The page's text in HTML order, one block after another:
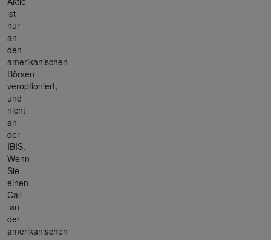
ist
nur
an
den
amerikanischen
Börsen
veroptioniert,
und
nicht
an
der
IBIS.
Wenn
Sie
einen
Call
an
der
amerikanischen